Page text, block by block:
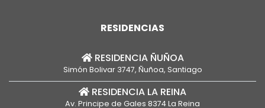
RESIDENCIAS
RESIDENCIA ÑUÑOA
Simón Bolivar 3747, Ñuñoa, Santiago
RESIDENCIA LA REINA
Av. Principe de Gales 8374 La Reina